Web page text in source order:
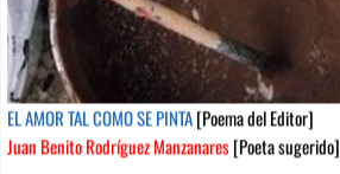
EL AMOR TAL COMO SE PINTA[Poema del Editor]
Juan Benito Rodríguez Manzanares [Poeta sugerido]